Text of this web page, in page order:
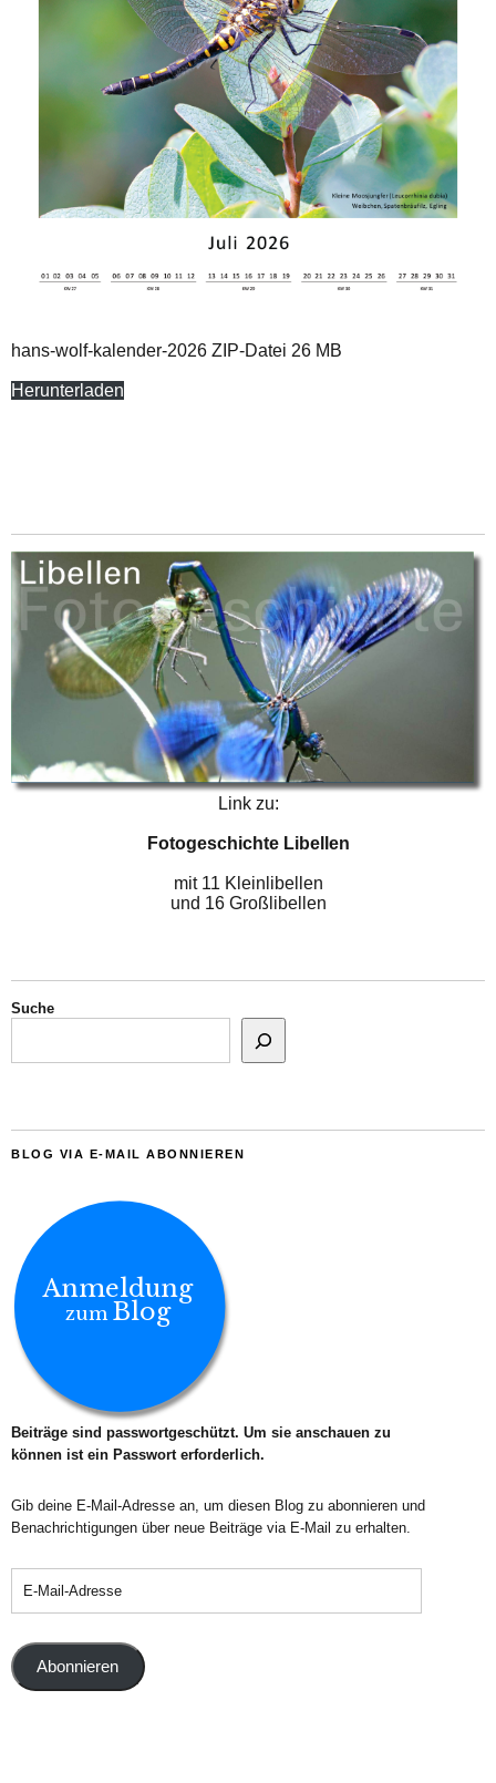
hans-wolf-kalender-2026 ZIP-Datei 26 MB
Herunterladen
Link zu:
Fotogeschichte Libellen
mit 11 Kleinlibellen
und 16 Großlibellen
Suche
BLOG VIA E-MAIL ABONNIEREN
Anmeldung
zum Blog
Beiträge sind passwortgeschützt. Um sie anschauen zu
können ist ein Passwort erforderlich.
Gib deine E-Mail-Adresse an, um diesen Blog zu abonnieren und
Benachrichtigungen über neue Beiträge via E-Mail zu erhalten.
Abonnieren